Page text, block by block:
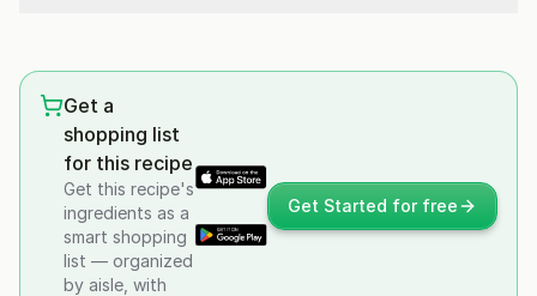
Get a
shopping list
for this recipe
Get this recipe's
ingredients as a
smart shopping
list — organized
by aisle, with
Get Started for free